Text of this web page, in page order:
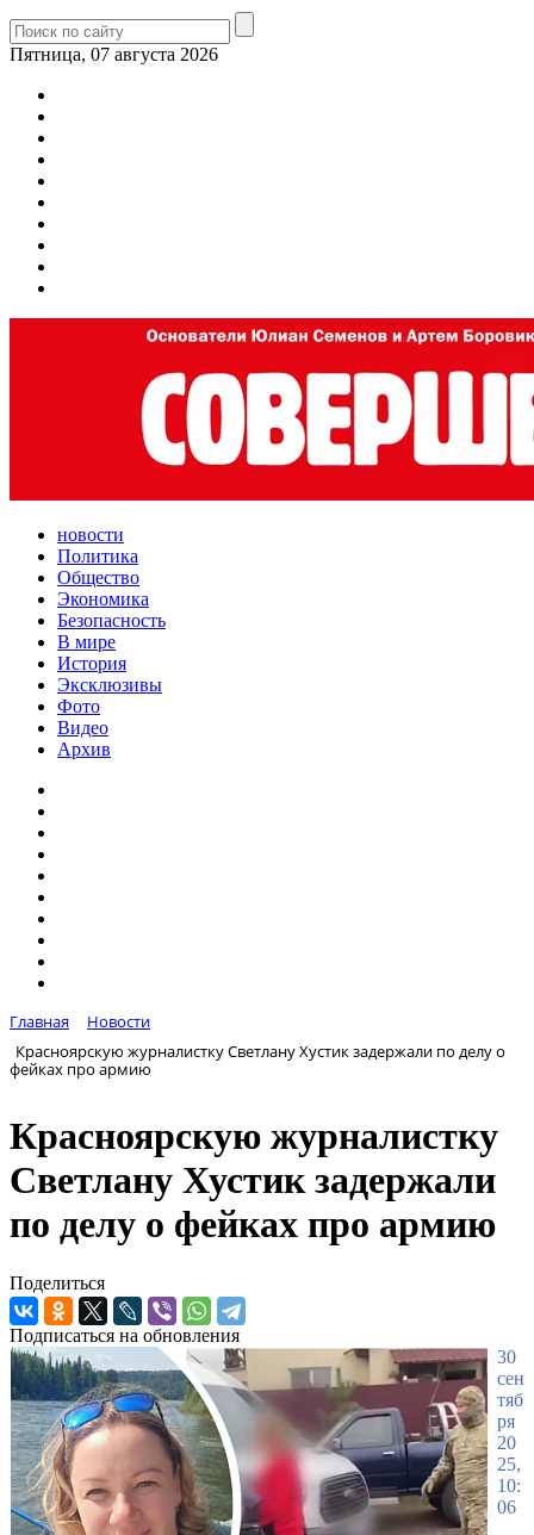
Пятница, 07 августа 2026
новости
Политика
Общество
Экономика
Безопасность
В мире
История
Эксклюзивы
Фото
Видео
Архив
Главная
Новости
Красноярскую журналистку Светлану Хустик задержали по делу о
фейках про армию
Красноярскую журналистку
Светлану Хустик задержали
по делу о фейках про армию
Поделиться
Подписаться на обновления
30
сен
тяб
ря
20
25,
10:
06